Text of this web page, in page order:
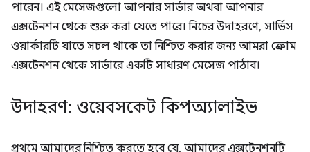
পারেন। এই মেসেজগুলো আপনার সার্ভার অথবা আপনার
এক্সটেনশন থেকে শুরু করা যেতে পারে। নিচের উদাহরণে, সার্ভিস
ওয়ার্কারটি যাতে সচল থাকে তা নিশ্চিত করার জন্য আমরা ক্রোম
এক্সটেনশন থেকে সার্ভারে একটি সাধারণ মেসেজ পাঠাব।
উদাহরণ: ওয়েবসকেট কিপঅ্যালাইভ
প্রথমে আমাদের নিশ্চিত করতে হবে যে, আমাদের এক্সটেনশনটি